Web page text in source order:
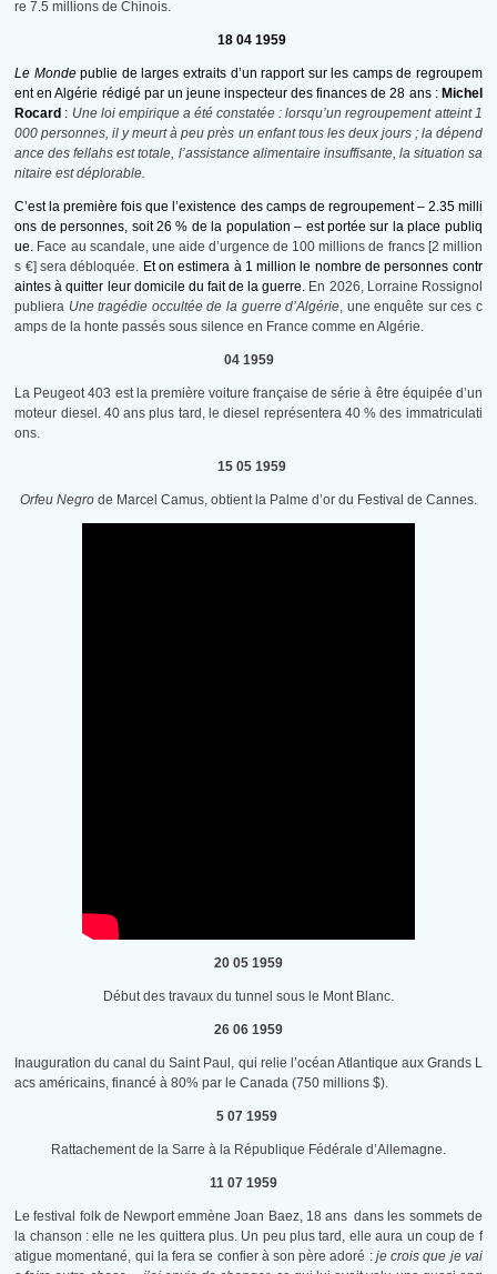
re 7.5 millions de Chinois.
18 04 1959
Le Mondepublie de larges extraits d’un rapport sur les camps de regroupem
ent en Algérie rédigé par un jeune inspecteur des finances de 28 ans : Michel
Rocard : Une loi empirique a été constatée : lorsqu’un regroupement atteint 1
000 personnes, il y meurt à peu près un enfant tous les deux jours ; la dépend
ance des fellahs est totale, l’assistance alimentaire insuffisante, la situation sa
nitaire est déplorable.
C’est la première fois que l’existence des camps de regroupement – 2.35 milli
ons de personnes, soit 26 % de la population – est portée sur la place publiq
ue. Face au scandale, une aide d’urgence de 100 millions de francs [2 million
s €] sera débloquée. Et on estimera à 1 million le nombre de personnes contr
aintes à quitter leur domicile du fait de la guerre. En 2026, Lorraine Rossignol
publiera Une tragédie occultée de la guerre d’Algérie, une enquête sur ces c
amps de la honte passés sous silence en France comme en Algérie.
04 1959
La Peugeot 403 est la première voiture française de série à être équipée d’un
moteur diesel. 40 ans plus tard, le diesel représentera 40 % des immatriculati
ons.
15 05 1959
Orfeu Negro de Marcel Camus, obtient la Palme d’or du Festival de Cannes.
20 05 1959
Début des travaux du tunnel sous le Mont Blanc.
26 06 1959
Inauguration du canal du Saint Paul, qui relie l’océan Atlantique aux Grands L
acs américains, financé à 80% par le Canada (750 millions $).
5 07 1959
Rattachement de la Sarre à la République Fédérale d’Allemagne.
11 07 1959
Le festival folk de Newport emmène Joan Baez, 18 ans dans les sommets de
la chanson : elle ne les quittera plus. Un peu plus tard, elle aura un coup de f
atigue momentané, qui la fera se confier à son père adoré : je crois que je vai